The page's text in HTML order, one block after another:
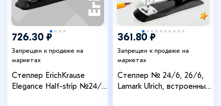
726.30 ₽
Запрещен к продаже на
маркетах
Степлер ErichKrause
Elegance Half-strip №24/6
361.80 ₽
Запрещен к продаже на
маркетах
Степлер № 24/6, 26/6,
Lamark Ulrich, встроенный